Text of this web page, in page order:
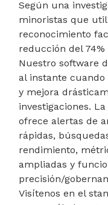
Según una
minoristas que
reconocimiento
reducción del
Nuestro software
al instante
y mejora
investigaciones.
ofrece alertas de
rápidas,
rendimiento,
ampliadas y
precisión/
Visítenos en el